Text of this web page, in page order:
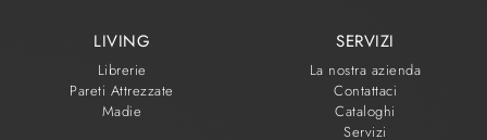
LIVING
Librerie
Pareti Attrezzate
Madie
SERVIZI
La nostra azienda
Contattaci
Cataloghi
Servizi